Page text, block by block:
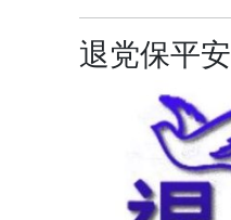
退党保平安